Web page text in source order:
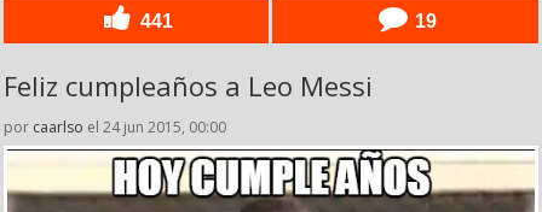
441 19
Feliz cumpleaños a Leo Messi
por caarlso el 24 jun 2015, 00:00